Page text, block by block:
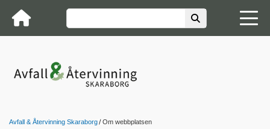
Avfall & Återvinning Skaraborg Om webbplatsen